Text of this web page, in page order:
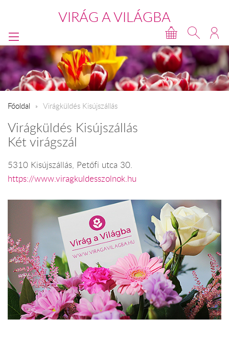
VIRÁG A VILÁGBA
Főoldal Virágküldés Kisújszállás
Virágküldés Kisújszállás
Két virágszál
5310 Kisújszállás, Petőfi utca 30.
https://www.viragkuldesszolnok.hu